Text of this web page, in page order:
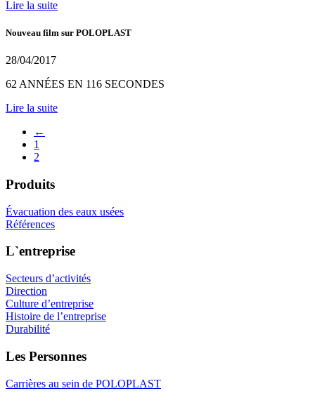
Lire la suite
Nouveau film sur POLOPLAST
28/04/2017
62 ANNÉES EN 116 SECONDES
Lire la suite
←
1
2
Produits
Évacuation des eaux usées
Références
L`entreprise
Secteurs d’activités
Direction
Culture d’entreprise
Histoire de l’entreprise
Durabilité
Les Personnes
Carrières au sein de POLOPLAST